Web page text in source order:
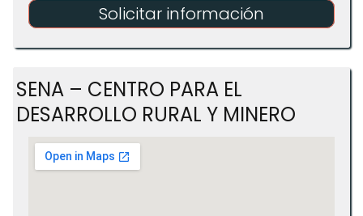
Solicitar información
SENA – CENTRO PARA EL
DESARROLLO RURAL Y MINERO